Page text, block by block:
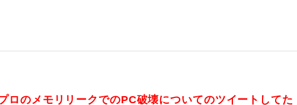
ロのメモリリークでのPC破壊についてのツイートしてた